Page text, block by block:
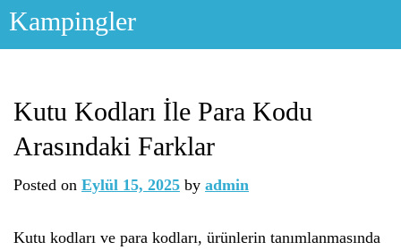
Skip
Kampingler
Kutu Kodları İle Para Kodu
Arasındaki Farklar
Posted on Eylül 15, 2025 by admin
Kutu kodları ve para kodları, ürünlerin tanımlanmasında